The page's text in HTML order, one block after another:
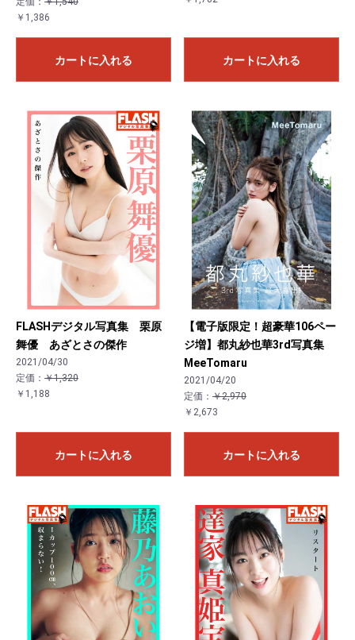
￥1,386
カートに入れる カートに入れる
FLASHデジタル写真集 栗原
舞優 あざとさの傑作
2021/04/30
定価： ￥1,320
￥1,188
カートに入れる
【電子版限定！超豪華106ペー
ジ増】都丸紗也華3rd写真集
MeeTomaru
2021/04/20
定価： ￥2,970
￥2,673
カートに入れる
お買い物を続ける カートへ進む